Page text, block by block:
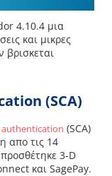
4.10.4 μια
και μικρες
(SCA)
(SCA)
απο τις 14
3-D
και SagePay.